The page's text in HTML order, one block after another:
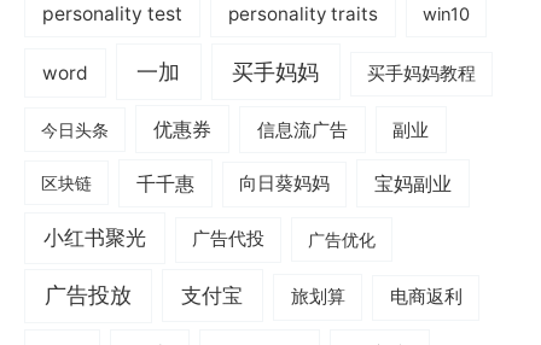
personality test personality traits win10
word 一加 买手妈妈 买手妈妈教程
今日头条 优惠券 信息流广告 副业
区块链 千千惠 向日葵妈妈 宝妈副业
小红书聚光 广告代投 广告优化
广告投放 支付宝 旅划算 电商返利